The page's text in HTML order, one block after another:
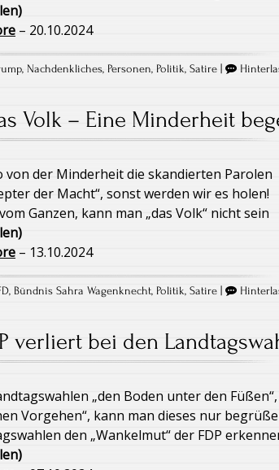
– 20.10.2024
, Nachdenkliches, Personen, Politik,Satire |
Volk – Eine Minderheit
von der Minderheit die skandierten Parolen
der Macht“, sonst werden wir es holen!
Ganzen, kann man „das Volk“ nicht sein
– 13.10.2024
, Bündnis Sahra Wagenknecht, Politik,Satire |
verliert bei den
„den Boden unter den Füßen“,
Vorgehen“, kann man dieses nur
den „Wankelmut“ der FDP